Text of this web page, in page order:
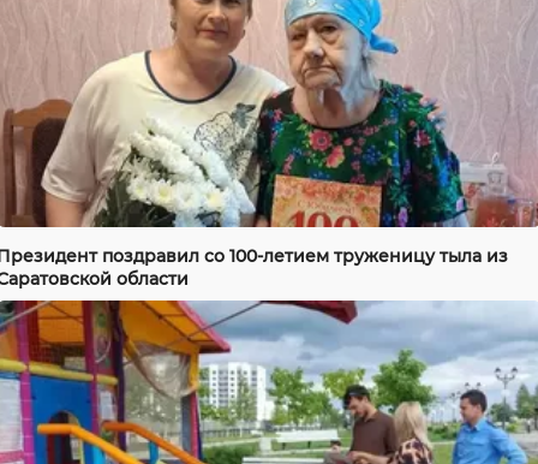
поздравил со 100-летием труженицу тыла из
области